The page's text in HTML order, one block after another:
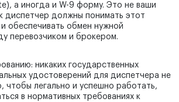
а иногда и W-9 форму. Это не ваши
диспетчер должны понимать этот
обеспечивать обмен нужной
перевозчиком и брокером.
никаких государственных
удостоверений для диспетчера не
чтобы легально и успешно работать,
в нормативных требованиях к